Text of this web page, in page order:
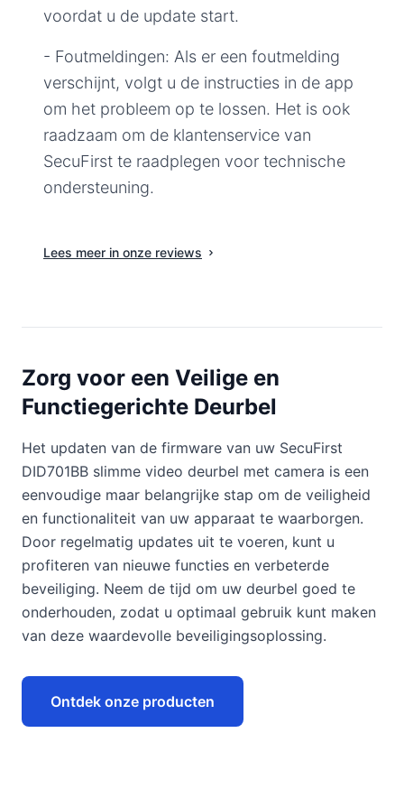
voordat u de update start.
- Foutmeldingen: Als er een foutmelding
verschijnt, volgt u de instructies in de app
om het probleem op te lossen. Het is ook
raadzaam om de klantenservice van
SecuFirst te raadplegen voor technische
ondersteuning.
Lees meer in onze reviews
Zorg voor een Veilige en
Functiegerichte Deurbel
Het updaten van de firmware van uw SecuFirst
DID701BB slimme video deurbel met camera is een
eenvoudige maar belangrijke stap om de veiligheid
en functionaliteit van uw apparaat te waarborgen.
Door regelmatig updates uit te voeren, kunt u
profiteren van nieuwe functies en verbeterde
beveiliging. Neem de tijd om uw deurbel goed te
onderhouden, zodat u optimaal gebruik kunt maken
van deze waardevolle beveiligingsoplossing.
Ontdek onze producten